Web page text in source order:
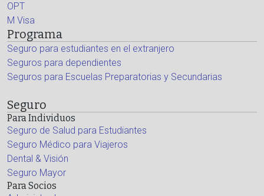
OPT
M Visa
Programa
Seguro para estudiantes en el extranjero
Seguros para dependientes
Seguros para Escuelas Preparatorias y Secundarias
Seguro
Para Individuos
Seguro de Salud para Estudiantes
Seguro Médico para Viajeros
Dental & Visión
Seguro Mayor
Para Socios